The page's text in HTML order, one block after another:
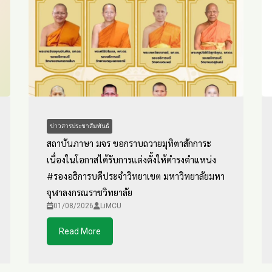
ข่าวสารประชาสัมพันธ์
สถาบันภาษา มจร ขอกราบถวายมุทิตาสักการะ
เนื่องในโอกาสได้รับการแต่งตั้งให้ดำรงตำแหน่ง
#รองอธิการบดีประจำวิทยาเขต มหาวิทยาลัยมหา
จุฬาลงกรณราชวิทยาลัย
01/08/2026 LiMCU
Read More